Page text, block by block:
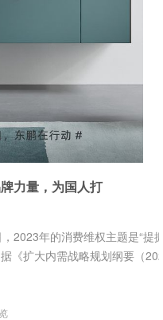
力量，为国人打
2023年的消费维权主题是“
《扩大内需战略规划纲要（